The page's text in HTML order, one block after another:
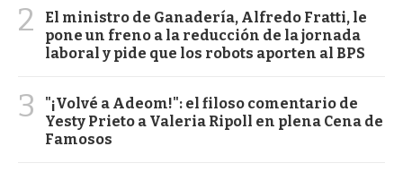
2
El ministro de Ganadería, Alfredo Fratti, le
pone un freno a la reducción de la jornada
laboral y pide que los robots aporten al BPS
3
"¡Volvé a Adeom!": el filoso comentario de
Yesty Prieto a Valeria Ripoll en plena Cena de
Famosos